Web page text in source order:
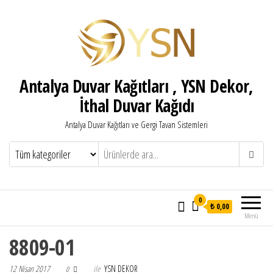
Antalya Duvar Kağıtları , YSN Dekor,
İthal Duvar Kağıdı
Antalya Duvar Kağıtları ve Gergi Tavan Sistemleri
Menü
0
₺ 0,00
8809-01
12 Nisan 2017 0 ile YSN DEKOR